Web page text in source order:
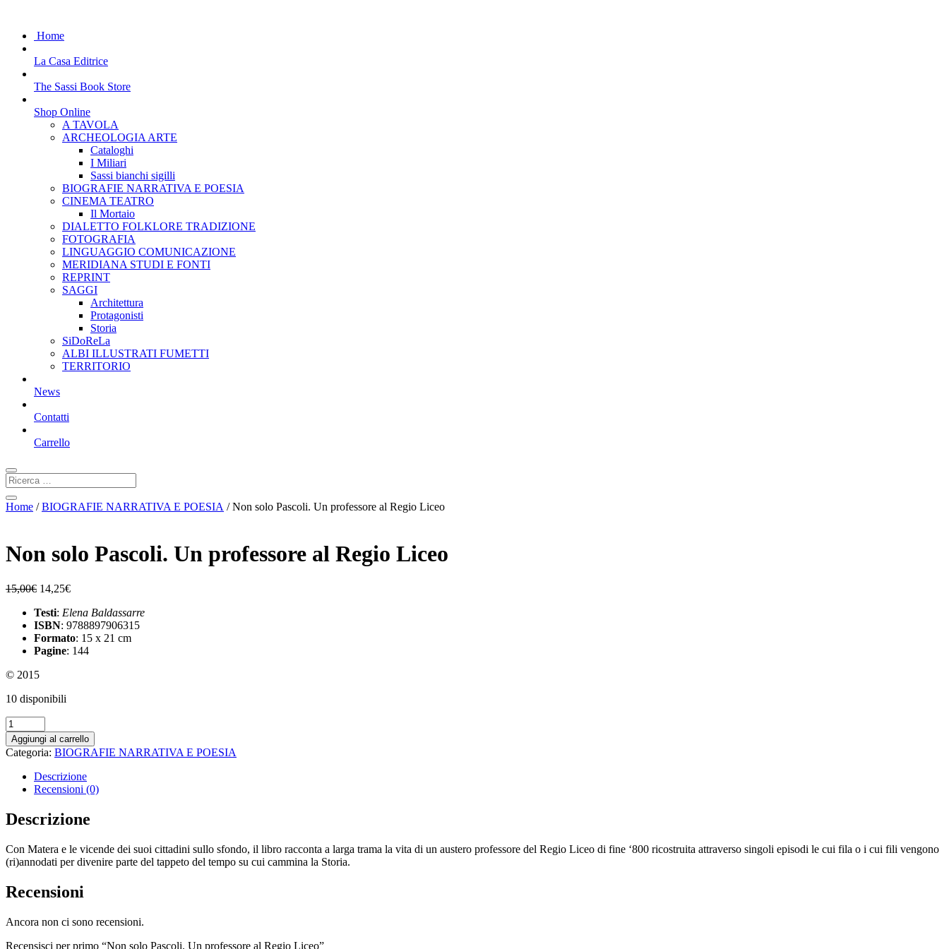
Home
La Casa Editrice
The Sassi Book Store
Shop Online
A TAVOLA
ARCHEOLOGIA ARTE
Cataloghi
I Miliari
Sassi bianchi sigilli
BIOGRAFIE NARRATIVA E POESIA
CINEMA TEATRO
Il Mortaio
DIALETTO FOLKLORE TRADIZIONE
FOTOGRAFIA
LINGUAGGIO COMUNICAZIONE
MERIDIANA STUDI E FONTI
REPRINT
SAGGI
Architettura
Protagonisti
Storia
SiDoReLa
ALBI ILLUSTRATI FUMETTI
TERRITORIO
News
Contatti
Carrello
Home /BIOGRAFIE NARRATIVA E POESIA / Non solo Pascoli. Un professore al Regio Liceo
Non solo Pascoli. Un professore al Regio Liceo
15,00€ 14,25€
Testi: Elena Baldassarre
ISBN: 9788897906315
Formato: 15 x 21 cm
Pagine: 144
© 2015
10 disponibili
Non
solo
Pascoli.
Un
professore
Liceo
quantità
Aggiungi al carrello
Categoria: BIOGRAFIE NARRATIVA E POESIA
Descrizione
Recensioni (0)
Descrizione
Con Matera e le vicende dei suoi cittadini sullo sfondo, il libro racconta a larga trama la vita di un austero professore del Regio Liceo di fine ‘800 ricostruita attraverso singoli episodi le cui fila o i cui fili vengono
(ri)annodati per divenire parte del tappeto del tempo su cui cammina la Storia.
Recensioni
Ancora non ci sono recensioni.
Recensisci per primo “Non solo Pascoli. Un professore al Regio Liceo”